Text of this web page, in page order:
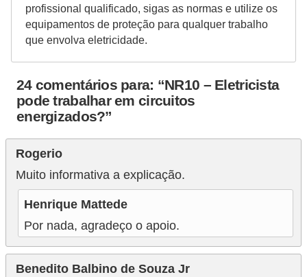
profissional qualificado, sigas as normas e utilize os
equipamentos de proteção para qualquer trabalho
que envolva eletricidade.
24 comentários para: “NR10 – Eletricista
pode trabalhar em circuitos
energizados?”
Rogerio
Muito informativa a explicação.
Henrique Mattede
Por nada, agradeço o apoio.
Benedito Balbino de Souza Jr
m
a
l
é
t
r
i
c
s
S